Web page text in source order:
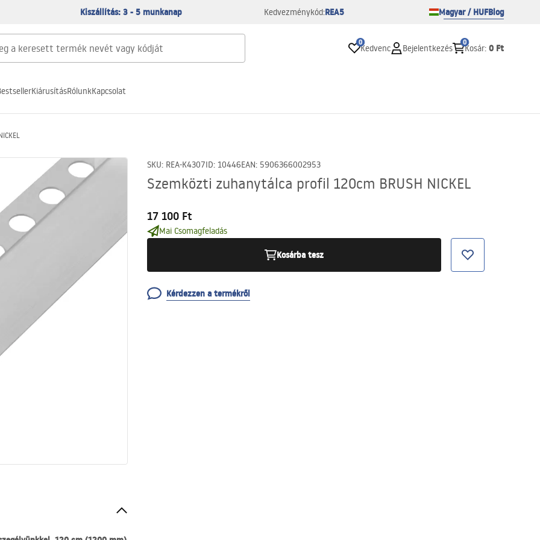
Kiszállítás: 3 - 5 munkanap Kedvezménykód:REA5 Magyar / HUFBlog
0
Kedvenc Bejelentkezés
0
Kosár: 0 Ft
KiárusításRólunkKapcsolat
SKU: REA-K4307ID: 10446EAN: 5906366002953
Szemközti zuhanytálca profil 120cm BRUSH NICKEL
17 100 Ft
Mai Csomagfeladás
Kosárba tesz
Kérdezzen a termékről